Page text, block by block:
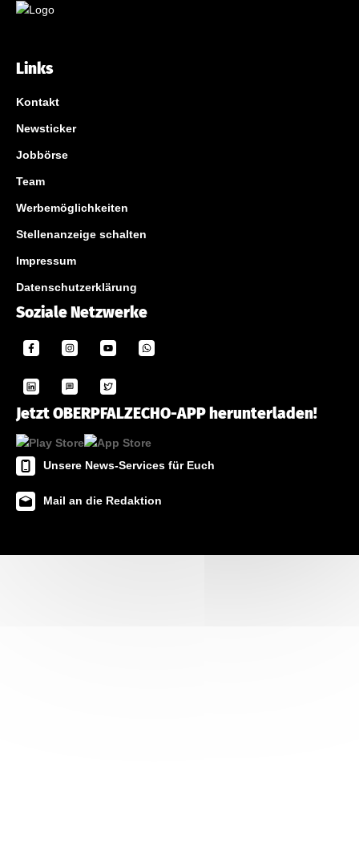
Links
Kontakt
Newsticker
Jobbörse
Team
Werbemöglichkeiten
Stellenanzeige schalten
Impressum
Datenschutzerklärung
Soziale Netzwerke
Jetzt OBERPFALZECHO-APP herunterladen!
Unsere News-Services für Euch
Mail an die Redaktion